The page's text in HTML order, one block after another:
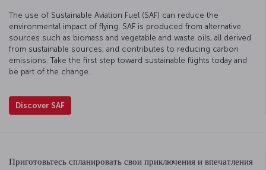
The use of Sustainable Aviation Fuel (SAF) can reduce the
environmental impact of flying. SAF is produced from alternative
sources such as biomass and vegetable and waste oils, all derived
from sustainable sources, and contributes to reducing carbon
emissions. Take the first step toward sustainable flights today and
be part of the change.
Discover SAF
Приготовьтесь спланировать свои приключения и впечатления